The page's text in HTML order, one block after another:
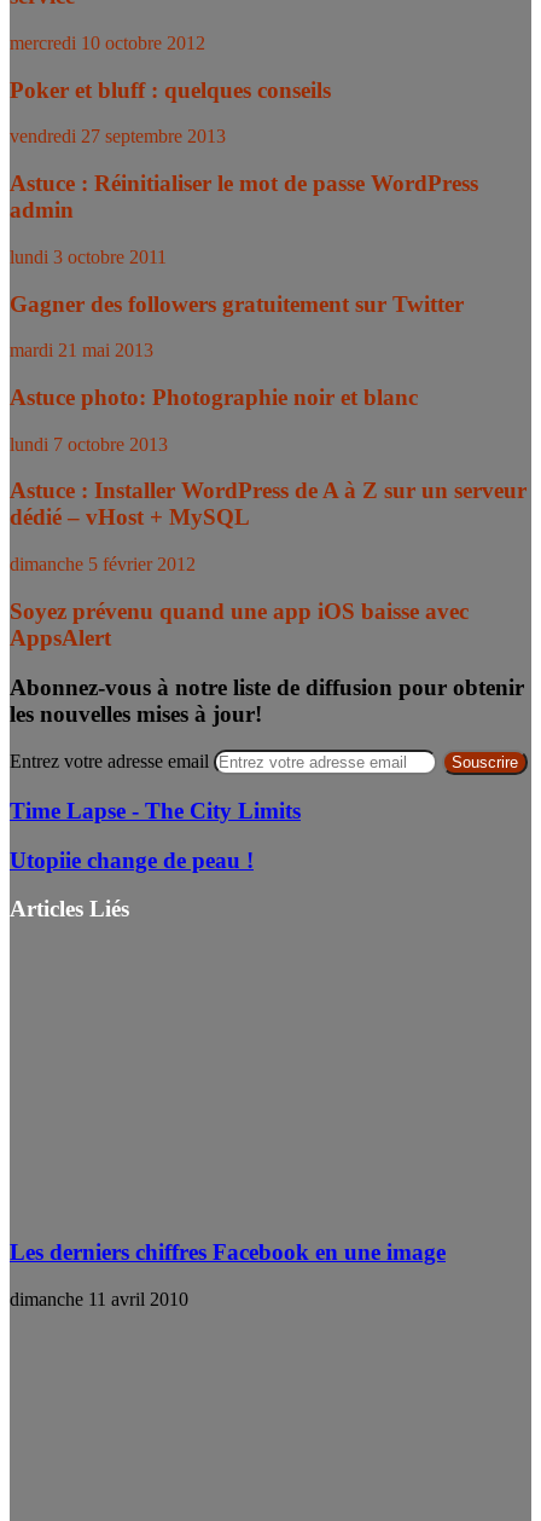
mercredi 10 octobre 2012
Poker et bluff : quelques conseils
vendredi 27 septembre 2013
Astuce : Réinitialiser le mot de passe WordPress
admin
lundi 3 octobre 2011
Gagner des followers gratuitement sur Twitter
mardi 21 mai 2013
Astuce photo: Photographie noir et blanc
lundi 7 octobre 2013
Astuce : Installer WordPress de A à Z sur un serveur
dédié – vHost + MySQL
dimanche 5 février 2012
Soyez prévenu quand une app iOS baisse avec
AppsAlert
Abonnez-vous à notre liste de diffusion pour obtenir
les nouvelles mises à jour!
Entrez votre adresse email
Time Lapse - The City Limits
Utopiie change de peau !
Articles Liés
Les derniers chiffres Facebook en une image
dimanche 11 avril 2010